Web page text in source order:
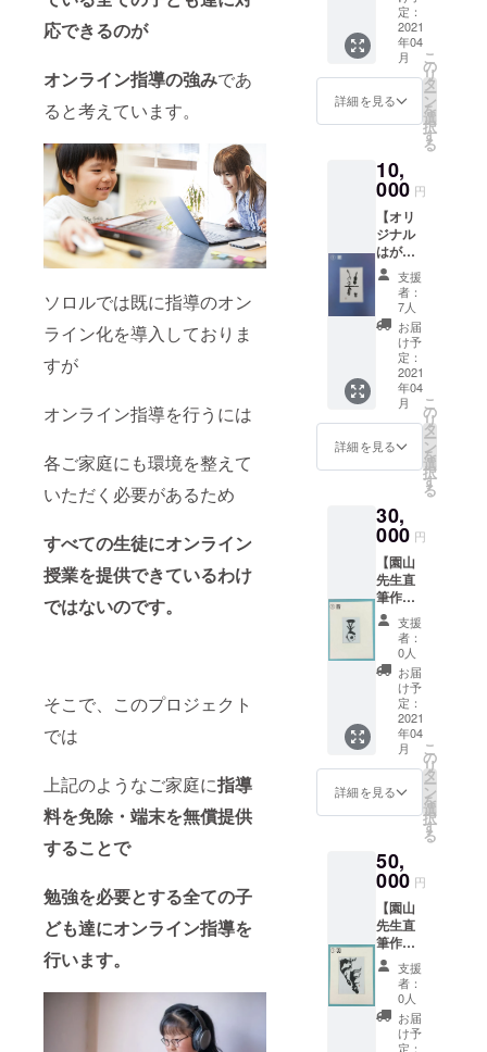
応できるのが
オンライン指導の強みであ
ると考えています。
ソロルでは既に指導のオン
ライン化を導入しておりま
すが
オンライン指導を行うには
各ご家庭にも環境を整えて
いただく必要があるため
すべての生徒にオンライン
授業を提供できているわけ
ではないのです。
そこで、このプロジェクト
では
上記のようなご家庭に指導
料を免除・ 端末を無償提供
することで
勉強を必要とする全ての子
ども達にオンライン指導を
行います。
い。 ※
領収書
の発行
をご希
る方
は、そ
ださ
い。 ※
支援
時、必
ず備考
欄にご
希望の
お名前
をご記
入くだ
さい。
ていな
い。 ・
お世話
になっ
たあの
方にお
い。 そ
んな想
たちが
代行し
ます！
■注意
・お手
紙の送
付先に
つきま
しては
備考内
へ住
所、お
ご記載
くださ
内の
メッ
セージ
につき
まして
も備考
内へご
記入く
ださ
い。 ・
送付完
了後、
ご登録
いただ
きまし
ルアド
レスへ
をお知
らせい
たしま
す。 ・
いただ
きまし
た送付
先住所
やお名
前等の
個人情
は、今
回プロ
ジェク
トへ賛
同いた
だいて
を印刷
したも
のにな
りま
す！ ■
注意 ・
お礼
メール
につき
まして
は、ク
ラウド
ファン
ディン
グ終了
後、登
録して
ルアド
レスに
しま
す。 ・
作品の
送付先
につき
まして
住所、
お名前
をご記
載くだ
さい。
・作品
まして
はこち
た作品
になり
ます。
・可能
な場合
は、備
考欄へ
お名前
（漢字/
フリガ
ナフル
だしま
せん
か？】
私たち
がお手
紙を代
筆し、
お届け
ます。
■内容
ご支援
者様の
【大切
な人】
に私た
ちが代
わって
お手紙
を書か
せてい
ただき
ます！
ご支援
者様へ
お礼の
ロジェ
クトへ
賛同い
ただい
ている
園山先
生の作
品を印
刷した
オリジ
ナルは
がきへ
メッ
セージ
を添え
てお届
けいた
セージ
は下記
お選び
いただ
き、備
考へ番
号をご
記入く
ださ
い。 ①
定：
2021
年04
月
詳細を見る
こ
の
リ
タ
ー
ン
を
選
択
す
る
10,
000 円
【オリ
ジナル
はがき2
枚】
【お礼
のメッ
セージ
動画・
お礼
メー
ル】 ■
内容 オ
リジナ
ルはが
き2枚を
お送り
ます。
（写真
よりご
希望の2
枚をお
選びく
ださ
い！）
今回の
プロ
ジェク
トメン
バーか
らお礼
のメッ
セージ
動画 ご
メール
■詳細
・オリ
ジナル
はがき
につき
まして
は、今
回プロ
ジェク
トへ賛
支援
者：
7人
お届
け予
定：
2021
年04
月
詳細を見る
こ
の
リ
タ
ー
ン
を
選
択
す
る
30,
000 円
【園山
先生直
筆作品
（フ
レーム
き）】1
枚 【お
礼の
メッ
セージ
動画・
お礼
メー
ル】 ■
内容 園
直筆作
品（フ
レーム
付き）
をお送
りいた
しま
す。 今
回のプ
ロジェ
クトメ
支援
者：
0人
お届
け予
定：
2021
年04
月
詳細を見る
こ
の
リ
タ
ー
ン
を
選
択
す
る
50,
000 円
【園山
先生直
筆作品
（大）1
枚】
【お礼
のメッ
セージ
動画・
支援
者：
0人
お届
け予
定：